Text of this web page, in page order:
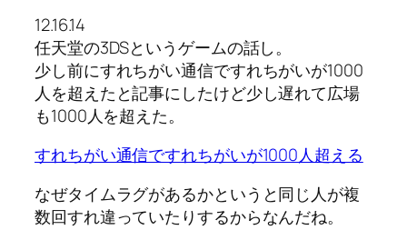
12.16.14
任天堂の3DSというゲームの話し。
少し前にすれちがい通信ですれちがいが1000
人を超えたと記事にしたけど少し遅れて広場
も1000人を超えた。
すれちがい通信ですれちがいが1000人超える
なぜタイムラグがあるかというと同じ人が複
数回すれ違っていたりするからなんだね。